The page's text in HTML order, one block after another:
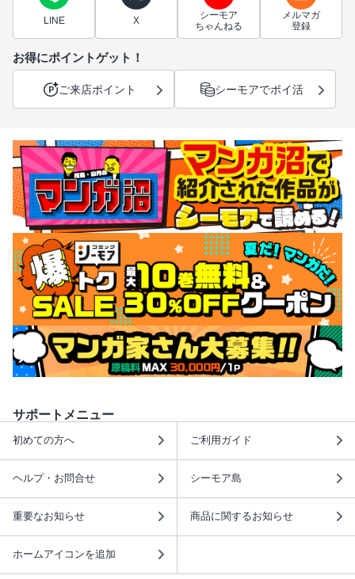
LINE X
シーモア
ちゃんねる
メルマガ
登録
お得にポイントゲット！
ご来店ポイント シーモアでポイ活
サポートメニュー
初めての方へ ご利用ガイド
ヘルプ・お問合せ シーモア島
重要なお知らせ 商品に関するお知らせ
ホームアイコンを追加